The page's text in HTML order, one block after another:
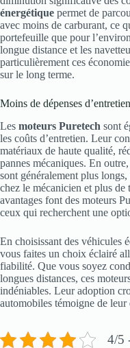
énergétique permet de
avec moins de carburant, ce
portefeuille que pour
longue distance et les
particulièrement ces
sur le long terme.
Moins de dépenses d’entretien
Les moteurs Puretech sont
les coûts d’entretien. Leur
matériaux de haute qualité,
pannes mécaniques. En
sont généralement plus
chez le mécanicien et plus de
avantages font des moteurs
ceux qui recherchent une
En choisissant des véhicules
vous faites un choix éclairé
fiabilité. Que vous soyez
longues distances, ces
indéniables. Leur adoption
automobiles témoigne de
4/5